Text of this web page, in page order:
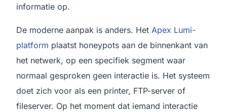
informatie op.
De moderne aanpak is anders. HetApex Lumi-
platform plaatst honeypots aan de binnenkant van
het netwerk, op een specifiek segment waar
normaal gesproken geen interactie is. Het systeem
doet zich voor als een printer, FTP-server of
fileserver. Op het moment dat iemand interactie